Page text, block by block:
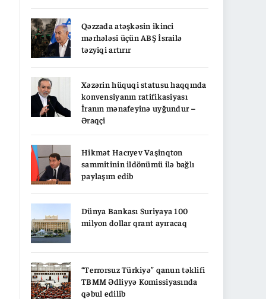
Qəzzada atəşkəsin ikinci
mərhələsi üçün ABŞ İsrailə
təzyiqi artırır
Xəzərin hüquqi statusu haqqında
konvensiyanın ratifikasiyası
İranın mənafeyinə uyğundur –
Əraqçi
Hikmət Hacıyev Vaşinqton
sammitinin ildönümü ilə bağlı
paylaşım edib
Dünya Bankası Suriyaya 100
milyon dollar qrant ayıracaq
“Terrorsuz Türkiyə” qanun təklifi
TBMM Ədliyyə Komissiyasında
qəbul edilib